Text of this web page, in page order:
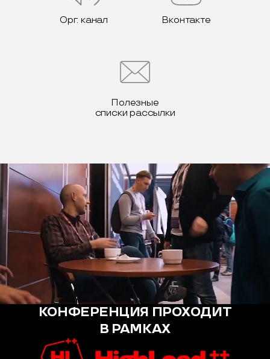
Орг. канал Вконтакте
Полезные
списки рассылки
КОНФЕРЕНЦИЯ ПРОХОДИТ
В РАМКАХ